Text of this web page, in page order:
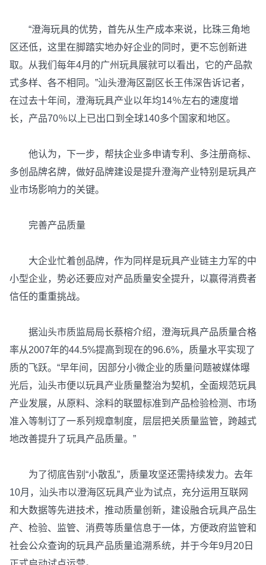
“澄海玩具的优势，首先从生产成本来说，比珠三角地
区还低，这里在脚踏实地办好企业的同时，更不忘创新进
取。从我们每年4月的广州玩具展就可以看出，它的产品款
式多样、各不相同。”汕头澄海区副区长王伟深告诉记者，
在过去十年间，澄海玩具产业以年均14％左右的速度增
长，产品70％以上已出口到全球140多个国家和地区。
他认为，下一步，帮扶企业多申请专利、多注册商标、
多创品牌名牌，做好品牌建设是提升澄海产业特别是玩具产
业市场影响力的关键。
完善产品质量
大企业忙着创品牌，作为同样是玩具产业链主力军的中
小型企业，势必还要应对产品质量安全提升，以赢得消费者
信任的重重挑战。
据汕头市质监局局长蔡榕介绍，澄海玩具产品质量合格
率从2007年的44.5%提高到现在的96.6%，质量水平实现了
质的飞跃。“早年间，因部分小微企业的质量问题被媒体曝
光后，汕头市便以玩具产业质量整治为契机，全面规范玩具
产业发展，从原料、涂料的联盟标准到产品检验检测、市场
准入等制订了一系列规章制度，层层把关质量监管，跨越式
地改善提升了玩具产品质量。”
为了彻底告别“小散乱”，质量攻坚还需持续发力。去年
10月，汕头市以澄海区玩具产业为试点，充分运用互联网
和大数据等先进技术，推动质量创新，建设融合玩具产品生
产、检验、监管、消费等质量信息于一体，方便政府监管和
社会公众查询的玩具产品质量追溯系统，并于今年9月20日